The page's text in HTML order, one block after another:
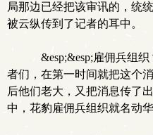
局那边已经把该审讯的，统
被云纵传到了记者的耳中。
&esp;&esp;雇佣兵组
者们，在第一时间就把这个
后他们老大，又把消息传了
中，花豹雇佣兵组织就名动华